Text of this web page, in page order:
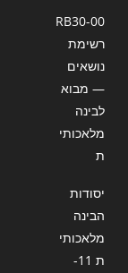
RB30-00
רשימת
נושאים
— מבוא
לבינה
מלאכותי
ת
יסודות
הבינה
מלאכותי
ת 11-